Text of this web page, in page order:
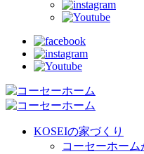
KOSEIの家づくり
コーセーホー